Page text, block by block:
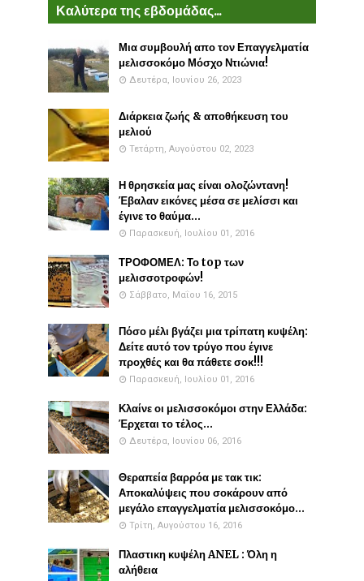
Καλύτερα της εβδομάδας...
Μια συμβουλή απο τον Επαγγελματία
μελισσοκόμο Μόσχο Ντιώνια!
Δευτέρα, Ιουνίου 26, 2023
Διάρκεια ζωής & αποθήκευση του
μελιού
Τετάρτη, Αυγούστου 02, 2023
Η θρησκεία μας είναι ολοζώντανη!
Έβαλαν εικόνες μέσα σε μελίσσι και
έγινε το θαύμα...
Παρασκευή, Ιουλίου 01, 2016
ΤΡΟΦΟΜΕΛ: Το top των
μελισσοτροφών!
Σάββατο, Μαΐου 16, 2015
Πόσο μέλι βγάζει μια τρίπατη κυψέλη:
Δείτε αυτό τον τρύγο που έγινε
προχθές και θα πάθετε σοκ!!!
Παρασκευή, Ιουλίου 01, 2016
Κλαίνε οι μελισσοκόμοι στην Ελλάδα:
Έρχεται το τέλος...
Δευτέρα, Ιουνίου 06, 2016
Θεραπεία βαρρόα με τακ τικ:
Αποκαλύψεις που σοκάρουν από
μεγάλο επαγγελματία μελισσοκόμο...
Τρίτη, Αυγούστου 16, 2016
Πλαστικη κυψέλη ANEL : Όλη η
αλήθεια